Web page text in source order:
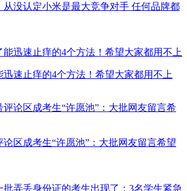
从没认定小米是最大竞争对手 任何品牌都
迅速止痒的4个方法！希望大家都用不上
论区成考生“许愿池”：大批网友留言希望